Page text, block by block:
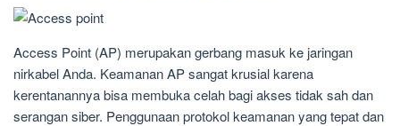
Access Point (AP) merupakan gerbang masuk ke jaringan
nirkabel Anda. Keamanan AP sangat krusial karena
kerentanannya bisa membuka celah bagi akses tidak sah dan
serangan siber. Penggunaan protokol keamanan yang tepat dan